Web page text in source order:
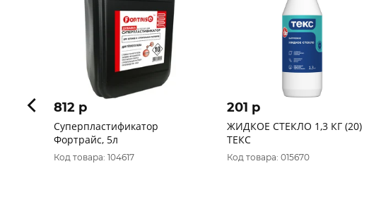
812 p
Суперпластификатор
Фортрайс, 5л
Код товара: 104617
201 p
ЖИДКОЕ СТЕКЛО 1,3 КГ (20)
ТЕКС
Код товара: 015670